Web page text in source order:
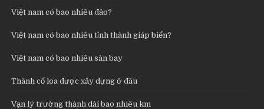
Việt nam có bao nhiêu đảo?
Việt nam có bao nhiêu tỉnh thành giáp biển?
Việt nam có bao nhiêu sân bay
Thành cổ loa được xây dựng ở đâu
Vạn lý trường thành dài bao nhiêu km